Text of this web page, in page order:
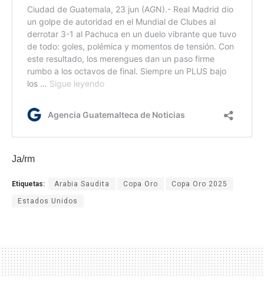
Ja/rm
Etiquetas: Arabia Saudita Copa Oro Copa Oro 2025
Estados Unidos